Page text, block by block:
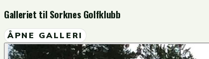
Galleriet til Sorknes Golfklubb
ÅPNE GALLERI